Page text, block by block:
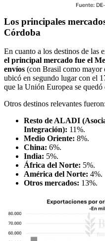
Los principales
Córdoba
En cuanto a los destinos de las
el principal mercado fue el
envíos (con Brasil como mayor
ubicó en segundo lugar con el
que la Unión Europea se quedó
Otros destinos relevantes fueron:
Resto de ALADI
Integración): 11%.
Medio Oriente: 8%.
China: 6%.
India: 5%.
África del Norte: 5%.
América del Norte: 4%.
Otros mercados: 13%.